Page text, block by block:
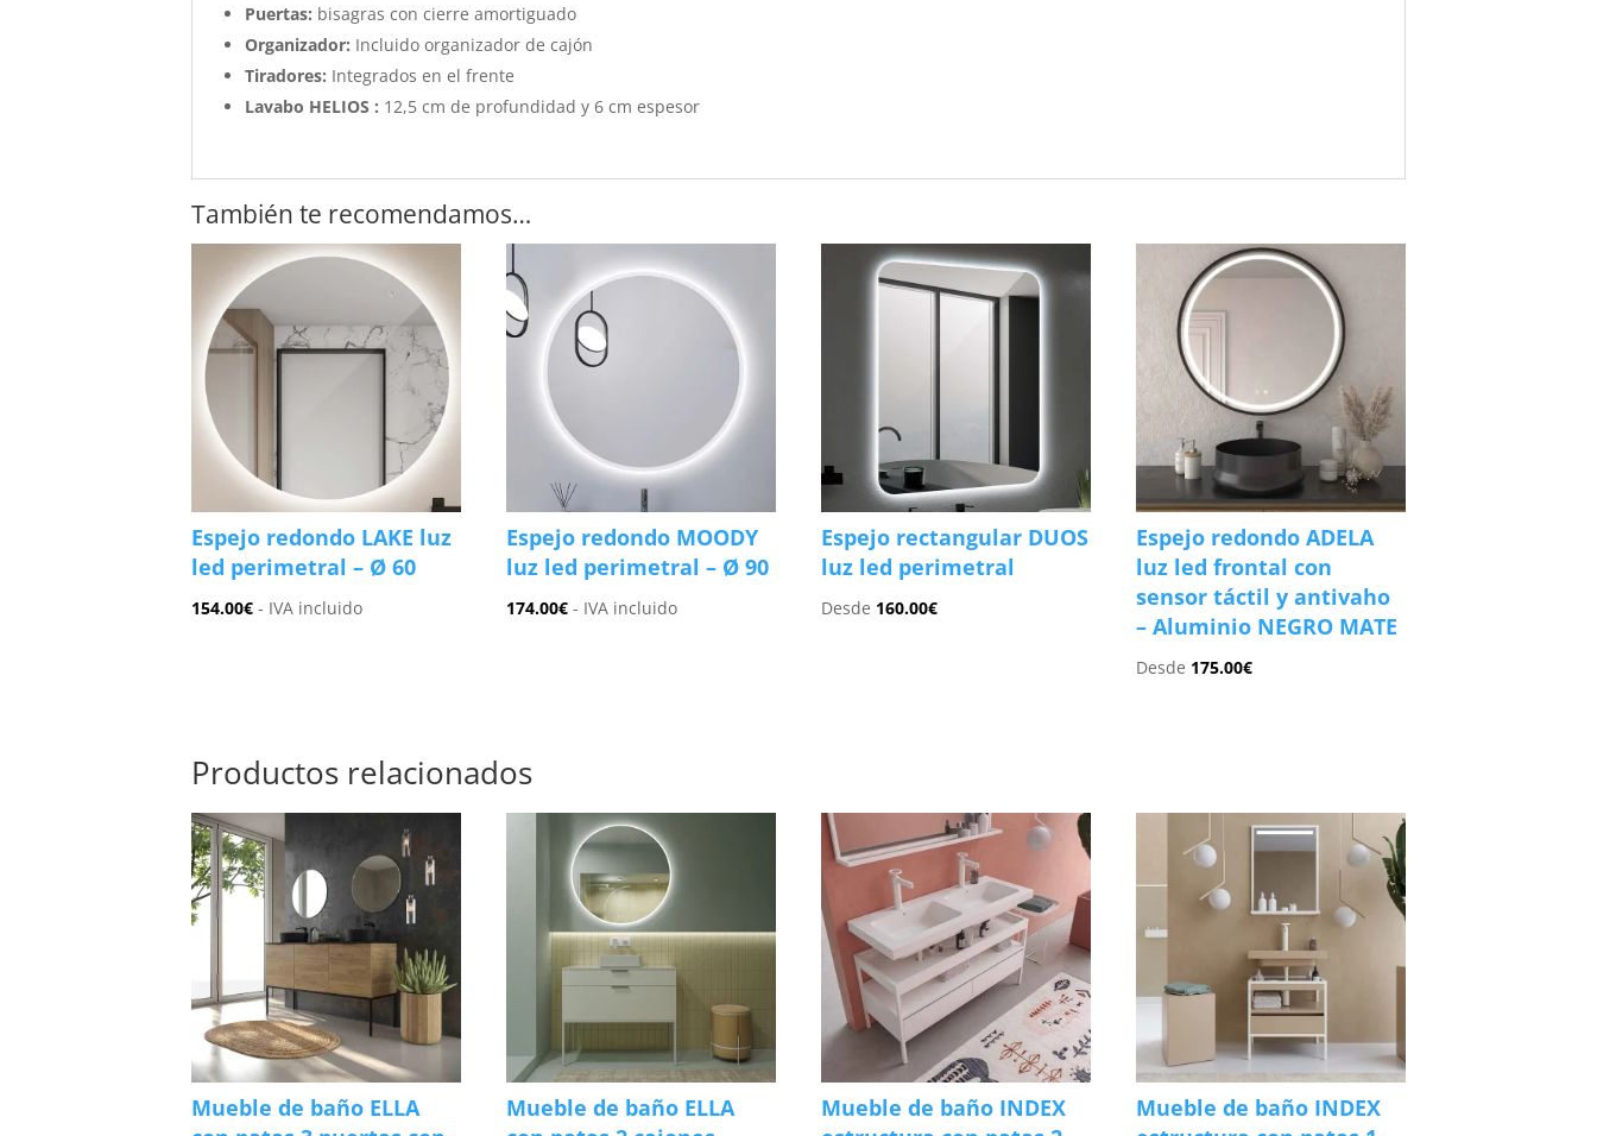
Puertas: bisagras con cierre amortiguado
Organizador: Incluido organizador de cajón
Tiradores: Integrados en el frente
Lavabo HELIOS : 12,5 cm de profundidad y 6 cm espesor
También te recomendamos…
Espejo redondo LAKE luz
led perimetral – Ø 60
154.00€ - IVA incluido
Espejo redondo MOODY
luz led perimetral – Ø 90
174.00€ - IVA incluido
Espejo rectangular DUOS
luz led perimetral
Desde 160.00€
Espejo redondo ADELA
luz led frontal con
sensor táctil y antivaho
– Aluminio NEGRO MATE
Desde 175.00€
Productos relacionados
Mueble de baño ELLA
Mueble de baño ELLA
Mueble de baño INDEX
Mueble de baño INDEX